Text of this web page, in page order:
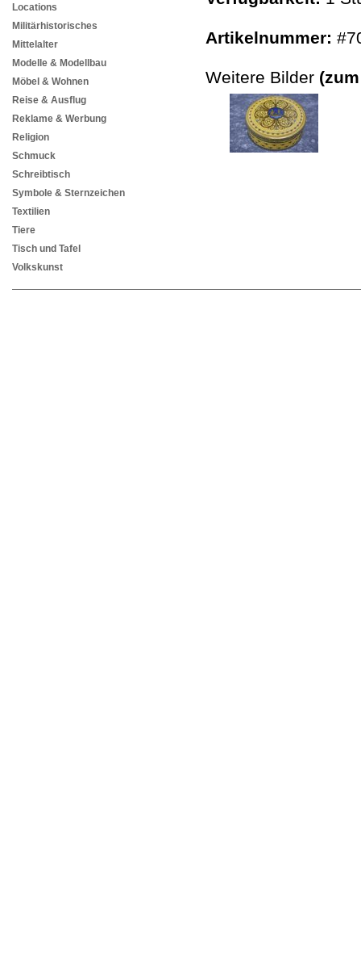
Locations
Militärhistorisches
Mittelalter
Modelle & Modellbau
Möbel & Wohnen
Reise & Ausflug
Reklame & Werbung
Religion
Schmuck
Schreibtisch
Symbole & Sternzeichen
Textilien
Tiere
Tisch und Tafel
Volkskunst
Artikelnummer:
Weitere Bilder